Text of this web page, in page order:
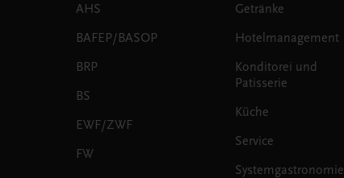
AHS
BAFEP/BASOP
BRP
BS
EWF/ZWF
FW
Getränke
Hotelmanagement
Konditorei und
Patisserie
Küche
Service
Systemgastronomie